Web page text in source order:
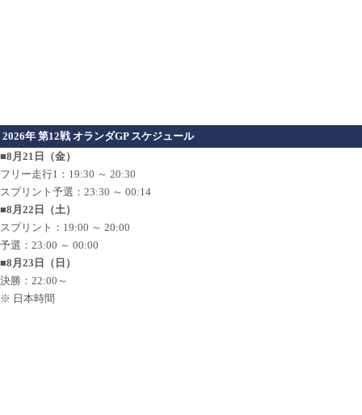
2026年 第12戦 オランダGP スケジュール
■8月21日（金）
フリー走行1：19:30 ～ 20:30
スプリント予選：23:30 ～ 00:14
■8月22日（土）
スプリント：19:00 ～ 20:00
予選：23:00 ～ 00:00
■8月23日（日）
決勝：22:00～
※ 日本時間